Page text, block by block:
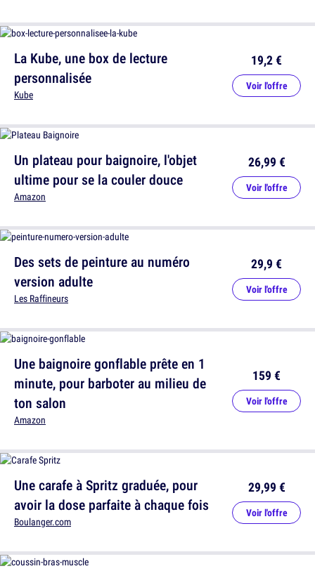
Un plateau pour baignoire, l'objet
ultime pour se la couler douce
Amazon
26,99 €
Voir l'offre
Une baignoire gonflable prête en 1
minute, pour barboter au milieu de
ton salon
Amazon
159 €
Voir l'offre
La Kube, une box de lecture
personnalisée
Kube
19,2 €
Voir l'offre
Des sets de peinture au numéro
version adulte
Les Raffineurs
29,9 €
Voir l'offre
Une carafe à Spritz graduée, pour
avoir la dose parfaite à chaque fois
Boulanger.com
29,99 €
Voir l'offre